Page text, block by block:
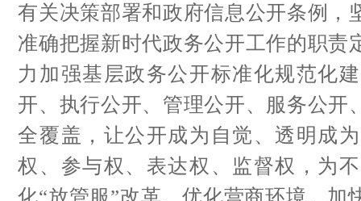
有关决策部署和政府信息公开条例，
准确把握新时代政务公开工作的职责
力加强基层政务公开标准化规范化
开、执行公开、管理公开、服务公开
全覆盖，让公开成为自觉、透明成
权、参与权、表达权、监督权，为